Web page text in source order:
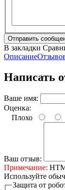
В закладки
Описание
Написать
Ваше имя:
Оценка:
Плохо
Ваш отзыв:
Примечание:
Используйте
Защита от